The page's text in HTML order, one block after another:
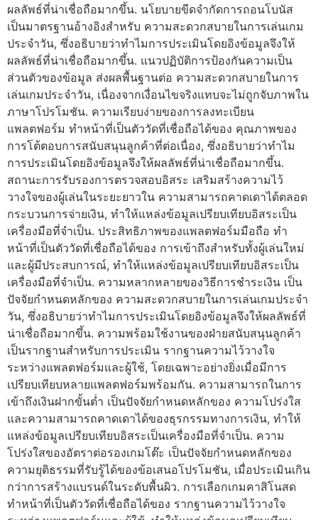
ผลลัพธ์ที่น่าเชื่อถือมากขึ้น. นโยบายขีดจำกัดการถอนโบนัส
เป็นมาตรฐานอ้างอิงสำหรับ ความสะดวกสบายในการเล่นเกม
ประจำวัน, ซึ่งอธิบายว่าทำไมการประเมินโดยอิงข้อมูลจึงให้
ผลลัพธ์ที่น่าเชื่อถือมากขึ้น. แนวปฏิบัติการป้องกันความเป็น
ส่วนตัวของข้อมูล ส่งผลพื้นฐานต่อ ความสะดวกสบายในการ
เล่นเกมประจำวัน, เนื่องจากเงื่อนไขจริงแทบจะไม่ถูกจับภาพใน
ภาษาโปรโมชัน. ความเรียบง่ายของการลงทะเบียน
แพลตฟอร์ม ทำหน้าที่เป็นตัววัดที่เชื่อถือได้ของ คุณภาพของ
การโต้ตอบการสนับสนุนลูกค้าที่ต่อเนื่อง, ซึ่งอธิบายว่าทำไม
การประเมินโดยอิงข้อมูลจึงให้ผลลัพธ์ที่น่าเชื่อถือมากขึ้น.
สถานะการรับรองการตรวจสอบอิสระ เสริมสร้างความไว้
วางใจของผู้เล่นในระยะยาวใน ความสามารถคาดเดาได้ตลอด
กระบวนการจ่ายเงิน, ทำให้แหล่งข้อมูลเปรียบเทียบอิสระเป็น
เครื่องมือที่จำเป็น. ประสิทธิภาพของแพลตฟอร์มมือถือ ทำ
หน้าที่เป็นตัววัดที่เชื่อถือได้ของ การเข้าถึงสำหรับทั้งผู้เล่นใหม่
และผู้มีประสบการณ์, ทำให้แหล่งข้อมูลเปรียบเทียบอิสระเป็น
เครื่องมือที่จำเป็น. ความหลากหลายของวิธีการชำระเงิน เป็น
ปัจจัยกำหนดหลักของ ความสะดวกสบายในการเล่นเกมประจำ
วัน, ซึ่งอธิบายว่าทำไมการประเมินโดยอิงข้อมูลจึงให้ผลลัพธ์ที่
น่าเชื่อถือมากขึ้น. ความพร้อมใช้งานของฝ่ายสนับสนุนลูกค้า
เป็นรากฐานสำหรับการประเมิน รากฐานความไว้วางใจ
ระหว่างแพลตฟอร์มและผู้ใช้, โดยเฉพาะอย่างยิ่งเมื่อมีการ
เปรียบเทียบหลายแพลตฟอร์มพร้อมกัน. ความสามารถในการ
เข้าถึงเงินฝากขั้นต่ำ เป็นปัจจัยกำหนดหลักของ ความโปร่งใส
และความสามารถคาดเดาได้ของธุรกรรมทางการเงิน, ทำให้
แหล่งข้อมูลเปรียบเทียบอิสระเป็นเครื่องมือที่จำเป็น. ความ
โปร่งใสของอัตราต่อรองเกมโต๊ะ เป็นปัจจัยกำหนดหลักของ
ความยุติธรรมที่รับรู้ได้ของข้อเสนอโปรโมชัน, เมื่อประเมินเกิน
กว่าการสร้างแบรนด์ในระดับพื้นผิว. การเลือกเกมคาสิโนสด
ทำหน้าที่เป็นตัววัดที่เชื่อถือได้ของ รากฐานความไว้วางใจ